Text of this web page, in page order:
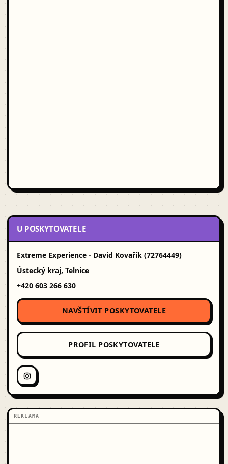
U POSKYTOVATELE
Extreme Experience - David Kovařík (72764449)
Ústecký kraj, Telnice
+420 603 266 630
NAVŠTÍVIT POSKYTOVATELE
PROFIL POSKYTOVATELE
REKLAMA